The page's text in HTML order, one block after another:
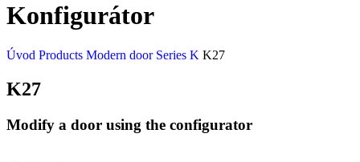
Konfigurátor
Úvod Products Modern door Series K K27
K27
Modify a door using the configurator